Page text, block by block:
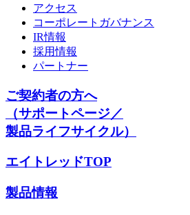
アクセス
コーポレートガバナンス
IR情報
採用情報
パートナー
ご契約者の方へ
（サポートページ／
製品ライフサイクル）
エイトレッドTOP
製品情報